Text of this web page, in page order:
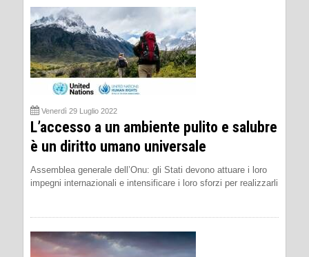
Venerdì 29 Luglio 2022
L’accesso a un ambiente pulito e salubre
è un diritto umano universale
Assemblea generale dell’Onu: gli Stati devono attuare i loro
impegni internazionali e intensificare i loro sforzi per realizzarli